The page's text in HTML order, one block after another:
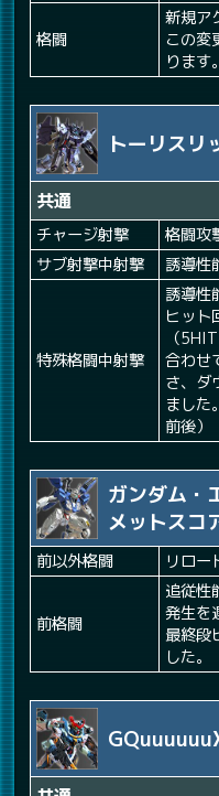
格闘
新規ア
この変
ります。
トーリスリ
共通
チャージ射撃
格闘攻
サブ射撃中射撃
誘導性
特殊格闘中射撃
誘導性
ヒット
（
合わせ
さ、ダ
まし
前後）
ガンダム・
メットスコ
前以外格闘 リロー
前格闘
追従性
発生を
最終段
した。